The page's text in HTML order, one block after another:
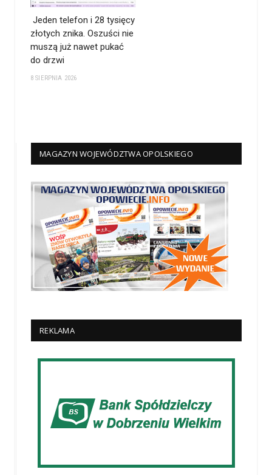
Jeden telefon i 28 tysięcy
złotych znika. Oszuści nie
muszą już nawet pukać
do drzwi
8 SIERPNIA 2026
MAGAZYN WOJEWÓDZTWA OPOLSKIEGO
REKLAMA